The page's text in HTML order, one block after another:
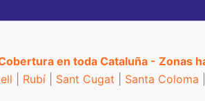
en toda Cataluña - Zonas
Rubí| Sant Cugat Santa Coloma